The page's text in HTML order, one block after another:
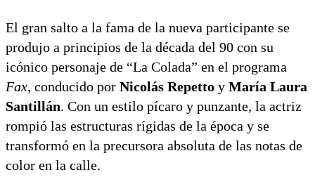
El gran salto a la fama de la nueva participante se
produjo a principios de la década del 90 con su
icónico personaje de “La Colada” en el programa
Fax, conducido por Nicolás Repetto y María Laura
Santillán. Con un estilo pícaro y punzante, la actriz
rompió las estructuras rígidas de la época y se
transformó en la precursora absoluta de las notas de
color en la calle.